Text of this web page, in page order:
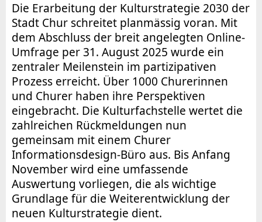
Die Erarbeitung der Kulturstrategie 2030 der
Stadt Chur schreitet planmässig voran. Mit
dem Abschluss der breit angelegten Online-
Umfrage per 31. August 2025 wurde ein
zentraler Meilenstein im partizipativen
Prozess erreicht. Über 1000 Churerinnen
und Churer haben ihre Perspektiven
eingebracht. Die Kulturfachstelle wertet die
zahlreichen Rückmeldungen nun
gemeinsam mit einem Churer
Informationsdesign-Büro aus. Bis Anfang
November wird eine umfassende
Auswertung vorliegen, die als wichtige
Grundlage für die Weiterentwicklung der
neuen Kulturstrategie dient.